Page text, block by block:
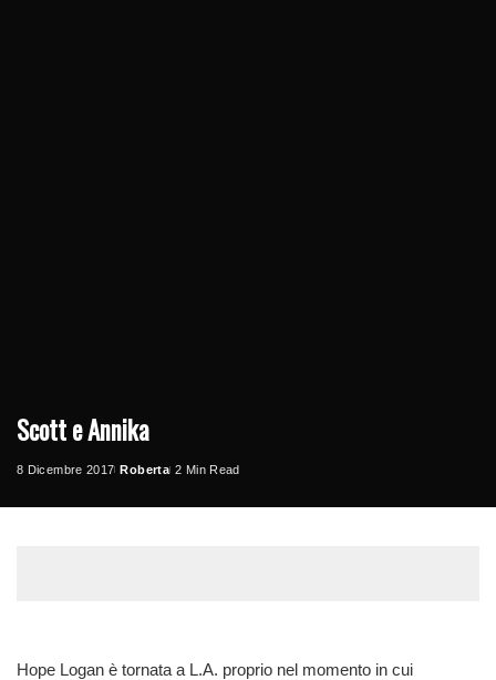
Scott e Annika
8 Dicembre 2017
Posted
Roberta 2 Min Read
Hope Logan è tornata a L.A. proprio nel momento in cui